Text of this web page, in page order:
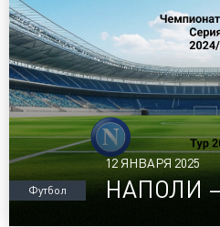
Футбол
12 ЯНВАРЯ 2025
НАПОЛИ